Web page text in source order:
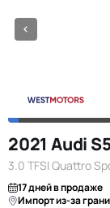
2021 Audi
3.0 TFSI Quattro
17 дней в продаже
Импорт из-за